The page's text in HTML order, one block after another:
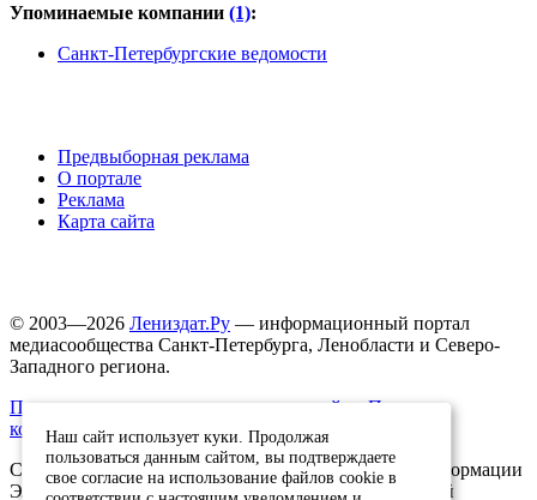
Упоминаемые компании (1):
Санкт-Петербургские ведомости
Предвыборная реклама
О портале
Реклама
Карта сайта
© 2003—2026 Лениздат.Ру — информационный портал
медиасообщества Санкт-Петербурга, Ленобласти и Северо-
Западного региона.
Правила использования содержания сайта.
Политика
конфиденциальности.
Свидетельство о регистрации средства массовой информации
ЭЛ №ФС77-91046, выданное 10.03.2026 Федеральной
Наш сайт использует куки. Продолжая
пользоваться данным сайтом, вы подтверждаете
свое согласие на использование файлов cookie в